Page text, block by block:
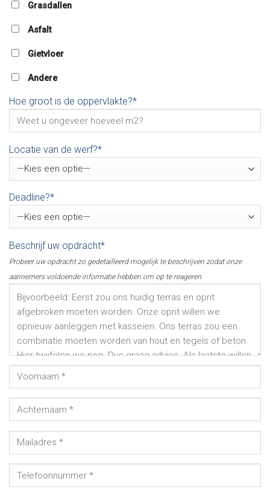
Grasdallen
Asfalt
Gietvloer
Andere
Hoe groot is de oppervlakte?*
Locatie van de werf?*
Deadline?*
Beschrijf uw opdracht*
Probeer uw opdracht zo gedetailleerd mogelijk te beschrijven zodat onze
aannemers voldoende informatie hebben om op te reageren.